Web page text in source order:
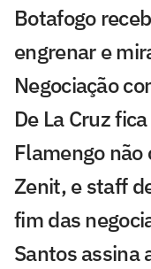
Botafogo
engrenar e
Negociação
De La Cruz
Flamengo não
Zenit, e staff
fim das
Santos assina